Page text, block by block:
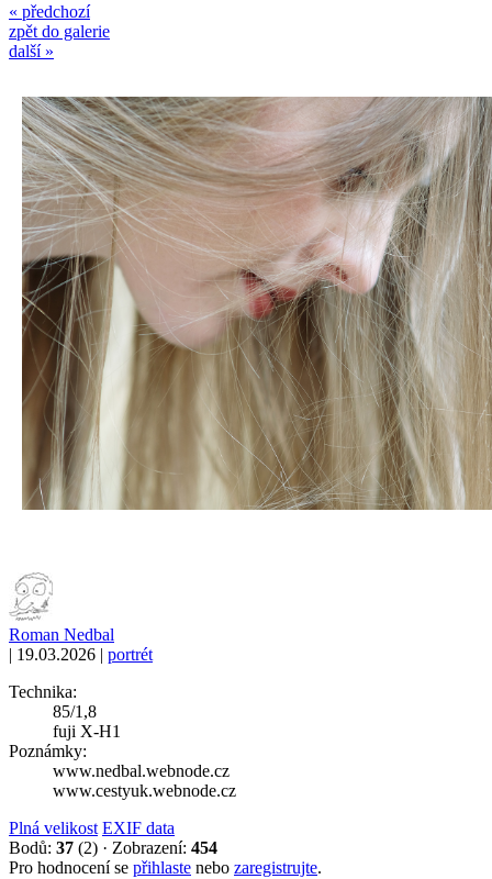
« předchozí
zpět do galerie
další »
Roman Nedbal
19.03.2026
portrét
Technika:
85/1,8
fuji X-H1
Poznámky:
www.nedbal.webnode.cz
www.cestyuk.webnode.cz
Plná velikost EXIF data
Bodů: 37 (2) · Zobrazení: 454
Pro hodnocení se přihlaste nebo zaregistrujte.